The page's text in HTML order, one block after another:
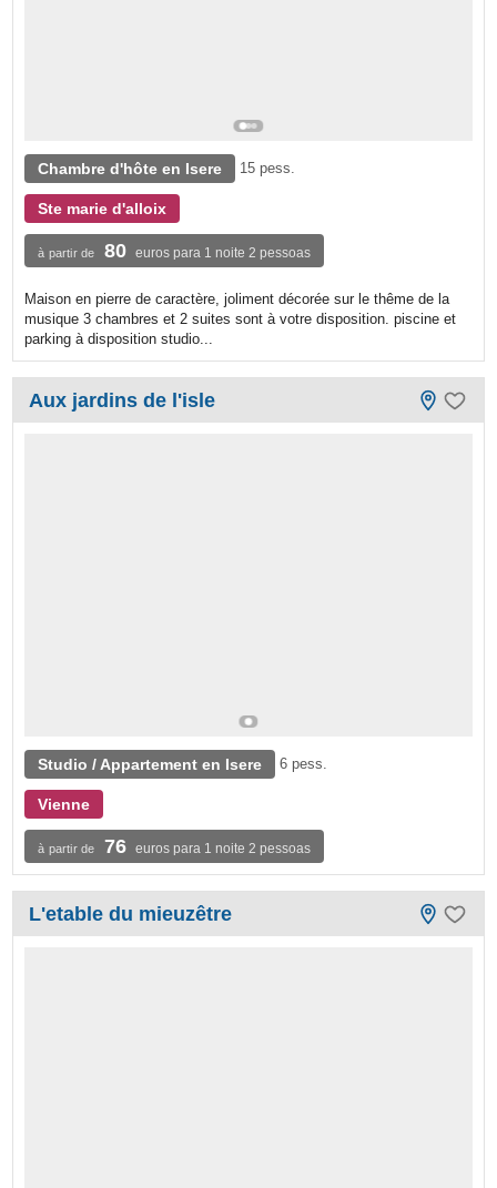
Chambre d'hôte en Isere 15 pess.
Ste marie d'alloix
à partir de 80 euros para 1 noite 2 pessoas
Maison en pierre de caractère, joliment décorée sur le thême de la
musique 3 chambres et 2 suites sont à votre disposition. piscine et
parking à disposition studio...
Aux jardins de l'isle
Studio / Appartement en Isere 6 pess.
Vienne
à partir de 76 euros para 1 noite 2 pessoas
L'etable du mieuzêtre